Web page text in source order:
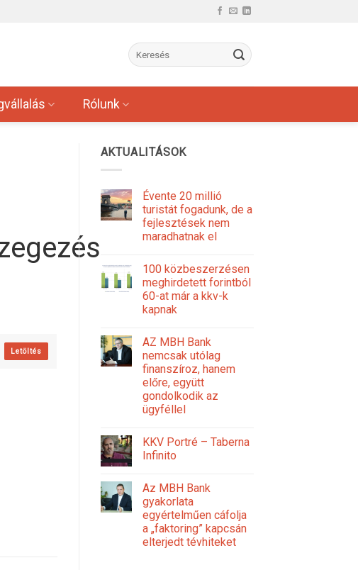
Rólunk
Letöltés
AKTUALITÁSOK
Évente 20 millió
turistát fogadunk, de a
fejlesztések nem
maradhatnak el
100 közbeszerzésen
meghirdetett forintból
60-at már a kkv-k
kapnak
AZ MBH Bank
nemcsak utólag
finanszíroz, hanem
előre, együtt
gondolkodik az
ügyféllel
KKV Portré – Taberna
Infinito
Az MBH Bank
gyakorlata
egyértelműen cáfolja
a „faktoring” kapcsán
elterjedt tévhiteket